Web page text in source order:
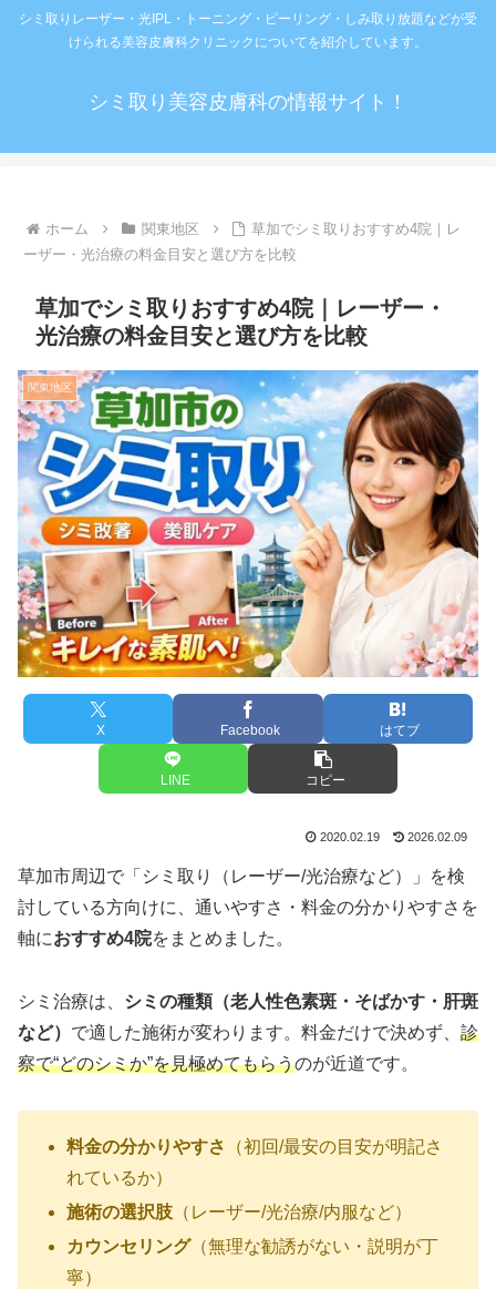
シミ取りレーザー・光IPL・トーニング・ピーリング・しみ取り放題などが受
けられる美容皮膚科クリニックについてを紹介しています。
シミ取り美容皮膚科の情報サイト！
ホーム 関東地区
草加でシミ取りおすすめ4院｜レ
ーザー・光治療の料金目安と選び方を比較
草加でシミ取りおすすめ4院｜レーザー・
光治療の料金目安と選び方を比較
関東地区
X Facebook はてブ
LINE コピー
2020.02.19 2026.02.09
草加市周辺で「シミ取り（レーザー/光治療など）」を検
討している方向けに、通いやすさ・料金の分かりやすさを
軸におすすめ4院をまとめました。
シミ治療は、 シミの種類（老人性色素斑・そばかす・肝斑
など） で適した施術が変わります。料金だけで決めず、 診
察で“どのシミか”を見極めてもらうのが近道です。
料金の分かりやすさ
（初回/最安の目安が明記さ
れているか）
施術の選択肢 （レーザー/光治療/内服など）
カウンセリング（無理な勧誘がない・説明が丁
寧）